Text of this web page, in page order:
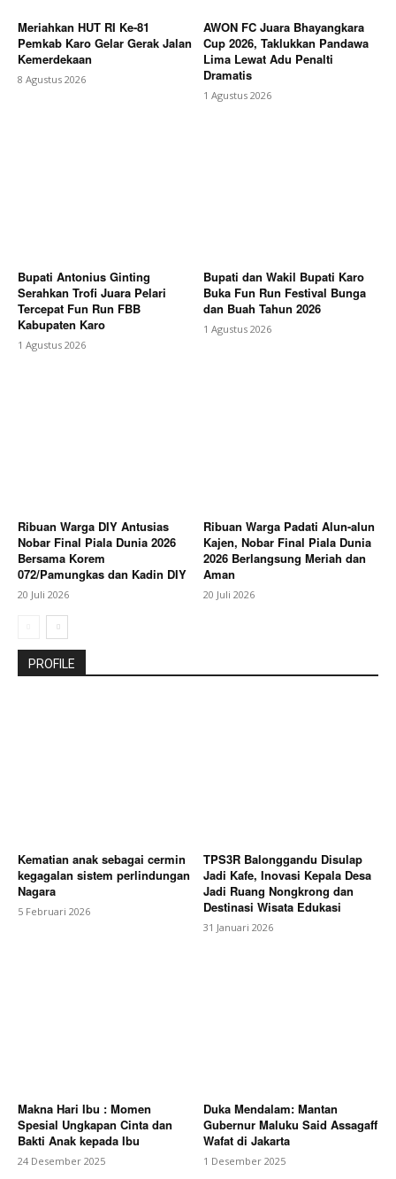
Meriahkan HUT RI Ke-81
Pemkab Karo Gelar Gerak Jalan
Kemerdekaan
8 Agustus 2026
AWON FC Juara Bhayangkara
Cup 2026, Taklukkan Pandawa
Lima Lewat Adu Penalti
Dramatis
1 Agustus 2026
Bupati Antonius Ginting
Serahkan Trofi Juara Pelari
Tercepat Fun Run FBB
Kabupaten Karo
1 Agustus 2026
Bupati dan Wakil Bupati Karo
Buka Fun Run Festival Bunga
dan Buah Tahun 2026
1 Agustus 2026
Ribuan Warga DIY Antusias
Nobar Final Piala Dunia 2026
Bersama Korem
072/Pamungkas dan Kadin DIY
20 Juli 2026
Ribuan Warga Padati Alun-alun
Kajen, Nobar Final Piala Dunia
2026 Berlangsung Meriah dan
Aman
20 Juli 2026
PROFILE
Kematian anak sebagai cermin
kegagalan sistem perlindungan
Nagara
5 Februari 2026
TPS3R Balonggandu Disulap
Jadi Kafe, Inovasi Kepala Desa
Jadi Ruang Nongkrong dan
Destinasi Wisata Edukasi
31 Januari 2026
Makna Hari Ibu : Momen
Spesial Ungkapan Cinta dan
Bakti Anak kepada Ibu
24 Desember 2025
Duka Mendalam: Mantan
Gubernur Maluku Said Assagaff
Wafat di Jakarta
1 Desember 2025